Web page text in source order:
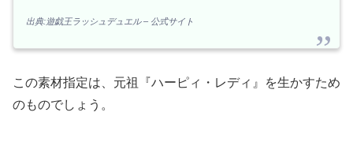
出典:遊戯王ラッシュデュエル – 公式サイト
この素材指定は、元祖『ハーピィ・レディ』を生かすため
のものでしょう。